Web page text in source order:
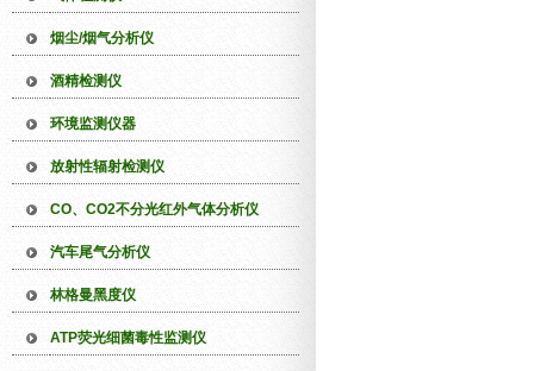
烟尘/烟气分析仪
酒精检测仪
环境监测仪器
放射性辐射检测仪
CO、CO2不分光红外气体分析仪
汽车尾气分析仪
林格曼黑度仪
ATP荧光细菌毒性监测仪